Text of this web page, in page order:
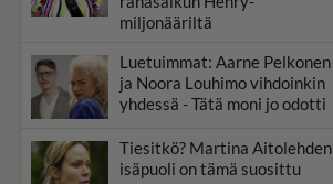
miljonääriltä
Luetuimmat: Aarne Pelkonen
ja Noora Louhimo vihdoinkin
yhdessä - Tätä moni jo odotti
Tiesitkö? Martina Aitolehden
isäpuoli on tämä suosittu